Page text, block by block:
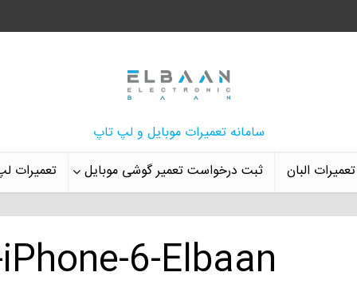
سامانه تعمیرات موبایل و لپ تاپ
البان
ثبت درخواست تعمیر گوشی موبایل تعمیرات
6-Elbaan